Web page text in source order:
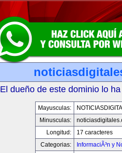
El dueño de este dominio lo
Mayusculas:
Minusculas:
Longitud:
17 caracteres
Categorias:
InformaciÃ³n y